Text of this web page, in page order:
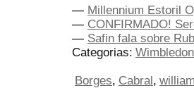
— Millennium Estoril
— CONFIRMADO!
— Safin fala sobre
Categorias: Wimbledon
Borges Cabral